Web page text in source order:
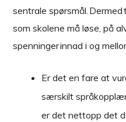
sentrale spørsmål.
som skolene må løse, på
spenninger innad i og
Er det en fare at
særskilt
er det nettopp det